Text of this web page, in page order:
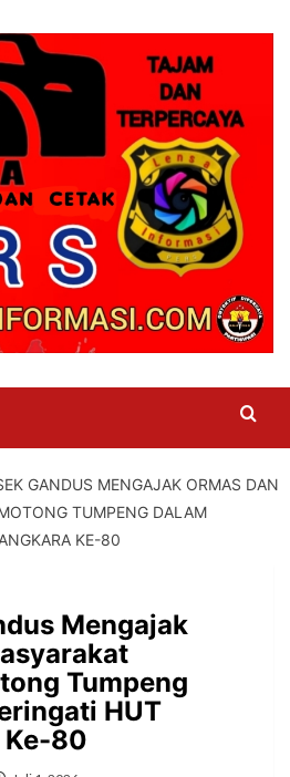
GANDUS MENGAJAK ORMAS DAN
TUMPENG DALAM
KE-80
Mengajak
Tumpeng
HUT
Ke-80